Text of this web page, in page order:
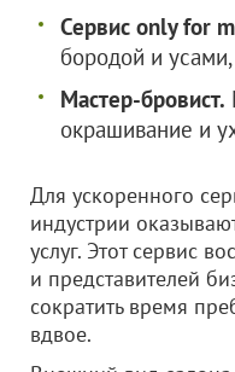
Сервис only for
бородой и
Мастер-бровист.
окрашивание и
Для ускоренного
индустрии
услуг. Этот сервис
и представителей
сократить время
вдвое.